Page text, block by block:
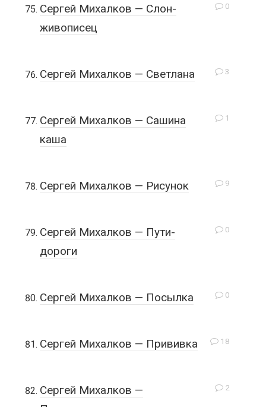
0
Сергей Михалков — Слон-
живописец
3
Сергей Михалков — Светлана
1
Сергей Михалков — Сашина
каша
9
Сергей Михалков — Рисунок
0
Сергей Михалков — Пути-
дороги
0
Сергей Михалков — Посылка
18
Сергей Михалков — Прививка
2
Сергей Михалков —